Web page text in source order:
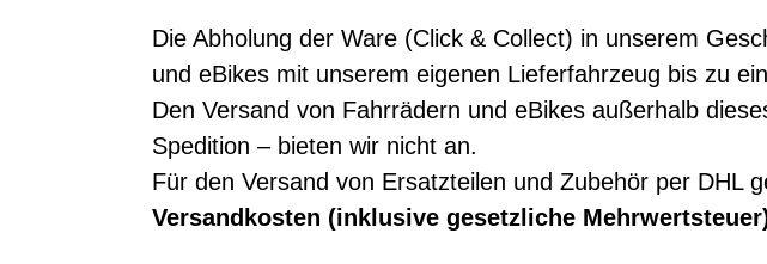
Die Abholung der Ware (Click & Collect) in unserem
und eBikes mit unserem eigenen Lieferfahrzeug bis zu
Den Versand von Fahrrädern und eBikes außerhalb
Spedition – bieten wir nicht an.
Für den Versand von Ersatzteilen und Zubehör per DHL
Versandkosten (inklusive gesetzliche